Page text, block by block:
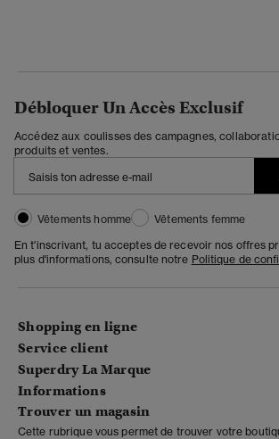
Débloquer Un Accès Exclusif
Accédez aux coulisses des campagnes,
produits et ventes.
Vêtements homme
Vêtements femme
En t'inscrivant, tu acceptes de recevoir nos offres
plus d'informations, consulte notre Politique de
Shopping en ligne
Service client
Superdry La Marque
Informations
Trouver un magasin
Cette rubrique vous permet de trouver votre